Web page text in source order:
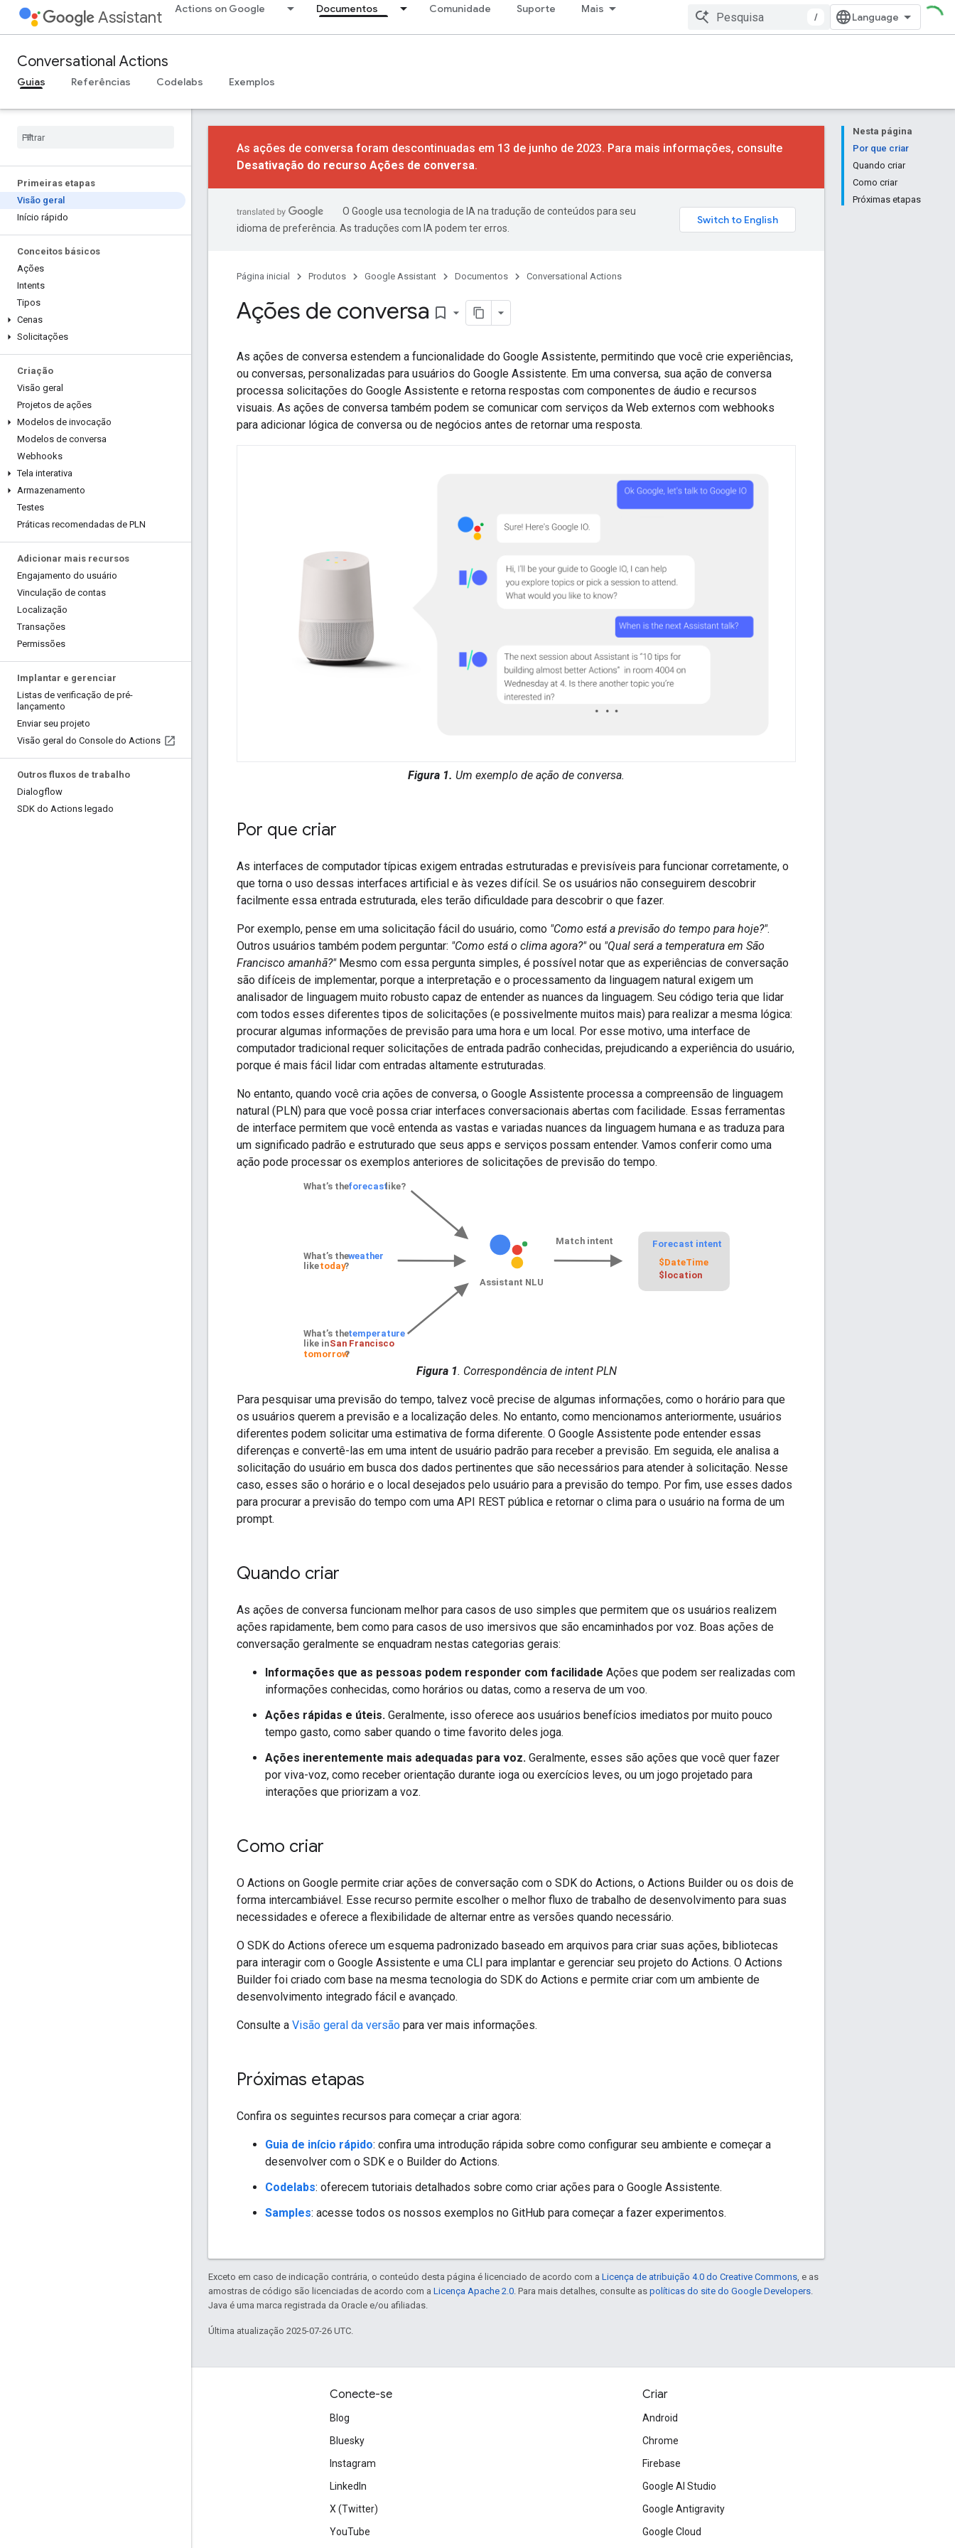
Assistant Actions on Google Documentos Comunidade Suporte Mais
/
Conversational Actions
Guias Referências Codelabs Exemplos
Primeiras etapas
Visão geral
Início rápido
Conceitos básicos
Ações
Intents
Tipos
Cenas
Solicitações
Criação
Visão geral
Projetos de ações
Modelos de invocação
Modelos de conversa
Webhooks
Tela interativa
Armazenamento
Testes
Práticas recomendadas de PLN
Adicionar mais recursos
Engajamento do usuário
Vinculação de contas
Localização
Transações
Permissões
Implantar e gerenciar
Listas de verificação de pré-
lançamento
Enviar seu projeto
Visão geral do Console do Actions
Outros fluxos de trabalho
Dialogflow
SDK do Actions legado
Nesta página
Por que criar
Quando criar
Como criar
Próximas etapas
As ações de conversa foram descontinuadas em 13 de junho de 2023. Para mais informações, consulte
Desativação do recurso Ações de conversa.
O Google usa tecnologia de IA na tradução de conteúdos para seu
idioma de preferência. As traduções com IA podem ter erros.
Página inicial Produtos Google Assistant Documentos Conversational Actions
Ações de conversa bookmark_border
As ações de conversa estendem a funcionalidade do Google Assistente, permitindo que você crie experiências,
ou conversas, personalizadas para usuários do Google Assistente. Em uma conversa, sua ação de conversa
processa solicitações do Google Assistente e retorna respostas com componentes de áudio e recursos
visuais. As ações de conversa também podem se comunicar com serviços da Web externos com webhooks
para adicionar lógica de conversa ou de negócios antes de retornar uma resposta.
Figura 1. Um exemplo de ação de conversa.
Por que criar
As interfaces de computador típicas exigem entradas estruturadas e previsíveis para funcionar corretamente, o
que torna o uso dessas interfaces artificial e às vezes difícil. Se os usuários não conseguirem descobrir
facilmente essa entrada estruturada, eles terão dificuldade para descobrir o que fazer.
Por exemplo, pense em uma solicitação fácil do usuário, como "Como está a previsão do tempo para hoje?".
Outros usuários também podem perguntar: "Como está o clima agora?"ou "Qual será a temperatura em São
Francisco amanhã?"Mesmo com essa pergunta simples, é possível notar que as experiências de conversação
são difíceis de implementar, porque a interpretação e o processamento da linguagem natural exigem um
analisador de linguagem muito robusto capaz de entender as nuances da linguagem. Seu código teria que lidar
com todos esses diferentes tipos de solicitações (e possivelmente muitos mais) para realizar a mesma lógica:
procurar algumas informações de previsão para uma hora e um local. Por esse motivo, uma interface de
computador tradicional requer solicitações de entrada padrão conhecidas, prejudicando a experiência do usuário,
porque é mais fácil lidar com entradas altamente estruturadas.
No entanto, quando você cria ações de conversa, o Google Assistente processa a compreensão de linguagem
natural (PLN) para que você possa criar interfaces conversacionais abertas com facilidade. Essas ferramentas
de interface permitem que você entenda as vastas e variadas nuances da linguagem humana e as traduza para
um significado padrão e estruturado que seus apps e serviços possam entender. Vamos conferir como uma
ação pode processar os exemplos anteriores de solicitações de previsão do tempo.
Figura 1. Correspondência de intent PLN
Para pesquisar uma previsão do tempo, talvez você precise de algumas informações, como o horário para que
os usuários querem a previsão e a localização deles. No entanto, como mencionamos anteriormente, usuários
diferentes podem solicitar uma estimativa de forma diferente. O Google Assistente pode entender essas
diferenças e convertê-las em uma intent de usuário padrão para receber a previsão. Em seguida, ele analisa a
solicitação do usuário em busca dos dados pertinentes que são necessários para atender à solicitação. Nesse
caso, esses são o horário e o local desejados pelo usuário para a previsão do tempo. Por fim, use esses dados
para procurar a previsão do tempo com uma API REST pública e retornar o clima para o usuário na forma de um
prompt.
Quando criar
As ações de conversa funcionam melhor para casos de uso simples que permitem que os usuários realizem
ações rapidamente, bem como para casos de uso imersivos que são encaminhados por voz. Boas ações de
conversação geralmente se enquadram nestas categorias gerais:
Informações que as pessoas podem responder com facilidade Ações que podem ser realizadas com
informações conhecidas, como horários ou datas, como a reserva de um voo.
Ações rápidas e úteis. Geralmente, isso oferece aos usuários benefícios imediatos por muito pouco
tempo gasto, como saber quando o time favorito deles joga.
Ações inerentemente mais adequadas para voz. Geralmente, esses são ações que você quer fazer
por viva-voz, como receber orientação durante ioga ou exercícios leves, ou um jogo projetado para
interações que priorizam a voz.
Como criar
O Actions on Google permite criar ações de conversação com o SDK do Actions, o Actions Builder ou os dois de
forma intercambiável. Esse recurso permite escolher o melhor fluxo de trabalho de desenvolvimento para suas
necessidades e oferece a flexibilidade de alternar entre as versões quando necessário.
O SDK do Actions oferece um esquema padronizado baseado em arquivos para criar suas ações, bibliotecas
para interagir com o Google Assistente e uma CLI para implantar e gerenciar seu projeto do Actions. O Actions
Builder foi criado com base na mesma tecnologia do SDK do Actions e permite criar com um ambiente de
desenvolvimento integrado fácil e avançado.
Consulte a Visão geral da versão para ver mais informações.
Próximas etapas
Confira os seguintes recursos para começar a criar agora:
Guia de início rápido: confira uma introdução rápida sobre como configurar seu ambiente e começar a
desenvolver com o SDK e o Builder do Actions.
Codelabs: oferecem tutoriais detalhados sobre como criar ações para o Google Assistente.
Samples: acesse todos os nossos exemplos no GitHub para começar a fazer experimentos.
Exceto em caso de indicação contrária, o conteúdo desta página é licenciado de acordo com a Licença de atribuição 4.0 do Creative Commons, e as
amostras de código são licenciadas de acordo com a Licença Apache 2.0. Para mais detalhes, consulte as políticas do site do Google Developers.
Java é uma marca registrada da Oracle e/ou afiliadas.
Última atualização 2025-07-26 UTC.
Conecte-se
Blog
Bluesky
Instagram
LinkedIn
X (Twitter)
YouTube
Criar
Android
Chrome
Firebase
Google AI Studio
Google Antigravity
Google Cloud